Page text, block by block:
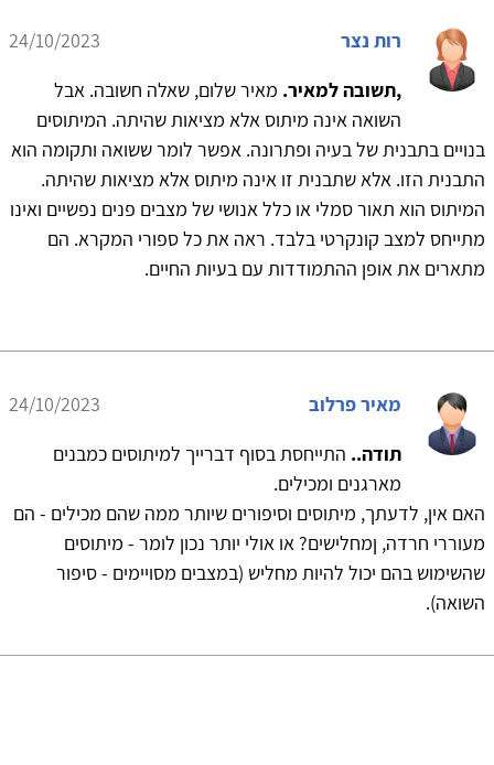
רות נצר
24/10/2023
,תשובה למאיר. מאיר שלום, שאלה חשובה. אבל
השואה אינה מיתוס אלא מציאות שהיתה. המיתוסים
בנויים בתבנית של בעיה ופתרונה. אפשר לומר ששואה ותקומה הוא
התבנית הזו. אלא שתבנית זו אינה מיתוס אלא מציאות שהיתה.
המיתוס הוא תאור סמלי או כלל אנושי של מצבים פנים נפשיים ואינו
מתייחס למצב קונקרטי בלבד. ראה את כל ספורי המקרא. הם
מתארים את אופן ההתמודדות עם בעיות החיים.
מאיר פרלוב
24/10/2023
תודה.. התייחסת בסוף דברייך למיתוסים כמבנים
מארגנים ומכילים.
האם אין, לדעתך, מיתוסים וסיפורים שיותר ממה שהם מכילים - הם
מעוררי חרדה, ןמחלישים? או אולי יותר נכון לומר - מיתוסים
שהשימוש בהם יכול להיות מחליש (במצבים מסויימים - סיפור
השואה).